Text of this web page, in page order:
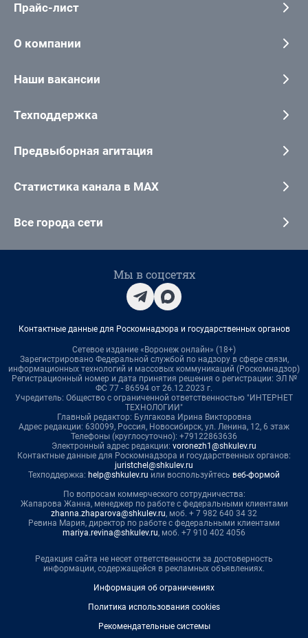
Прайс-лист
О компании
Наши вакансии
Техподдержка
Предвыборная агитация
Статистика канала в MAX
Все города сети
Мы в соцсетях
Контактные данные для Роскомнадзора и государственных органов
Сетевое издание «Воронеж онлайн» (18+)
Зарегистрировано Федеральной службой по надзору в сфере связи,
информационных технологий и массовых коммуникаций (Роскомнадзор)
Регистрационный номер и дата принятия решения о регистрации: ЭЛ №
ФС 77 - 86594 от 26.12.2023 г.
Учредитель: Общество с ограниченной ответственностью "ИНТЕРНЕТ
ТЕХНОЛОГИИ"
Главный редактор: Булгакова Ирина Викторовна
Адрес редакции: 630099, Россия, Новосибирск, ул. Ленина, 12, 6 этаж
Телефоны (круглосуточно): +79122863636
Электронный адрес редакции: voronezh1@shkulev.ru
Контактные данные для Роскомнадзора и государственных органов:
juristchel@shkulev.ru
Техподдержка: help@shkulev.ru или воспользуйтесь веб-формой
По вопросам коммерческого сотрудничества:
Жапарова Жанна, менеджер по работе с федеральными клиентами
zhanna.zhaparova@shkulev.ru, моб. + 7 982 640 34 32
Ревина Мария, директор по работе с федеральными клиентами
mariya.revina@shkulev.ru, моб. +7 910 402 4056
Редакция сайта не несет ответственности за достоверность
информации, содержащейся в рекламных объявлениях.
Информация об ограничениях
Политика использования cookies
Рекомендательные системы